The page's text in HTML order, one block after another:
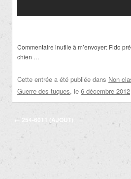
Commentaire inutile à m’envoyer: Fido
chien …
Cette entrée a été publiée dans Non
Guerre des tuques, le 6 décembre 2012
Navigation
← 254-6011 (AJOUT)